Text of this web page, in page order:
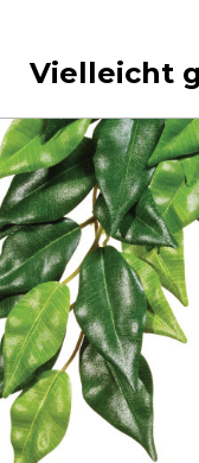
Vielleicht